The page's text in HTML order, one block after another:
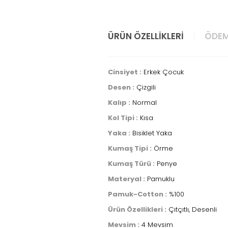
ÜRÜN ÖZELLIKLERI
Cinsiyet : Erkek Çocuk
Desen : Çizgili
Kalıp : Normal
Kol Tipi : Kısa
Yaka : Bisiklet Yaka
Kumaş Tipi : Örme
Kumaş Türü : Penye
Materyal : Pamuklu
Pamuk-Cotton : %100
Ürün Özellikleri : Çıtçıtlı, Desenli
Mevsim : 4 Mevsim